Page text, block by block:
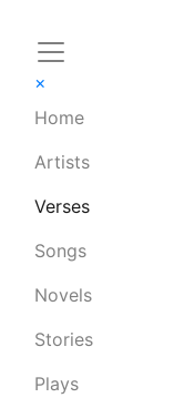
×
Home
Artists
Verses
Songs
Novels
Stories
Plays